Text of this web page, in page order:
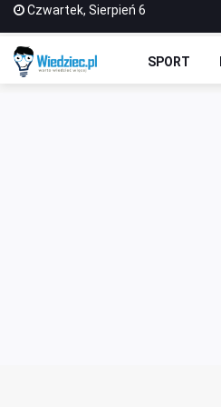
Czwartek, Sierpień 6
SPORT